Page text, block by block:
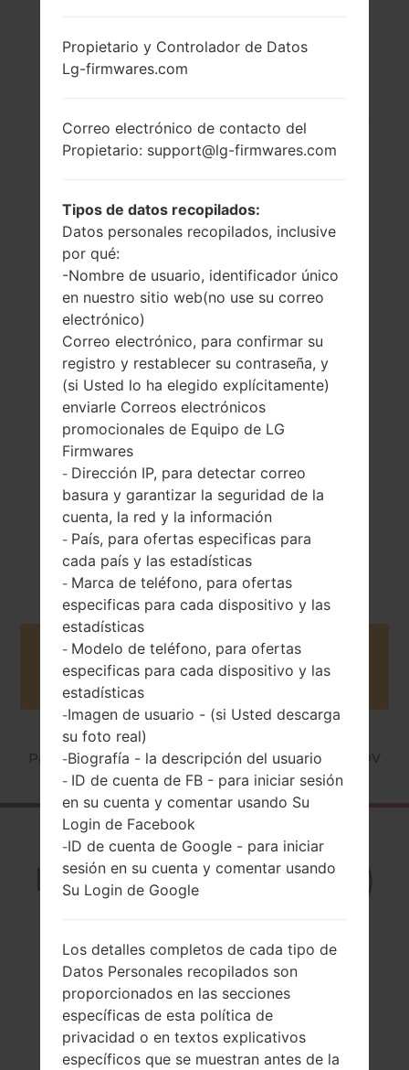
(~69.1% relación
pantalla-cuerpo)
píxeles por
pulgada)
124.4 gramos
(4.37 onzas)
Extraíble Li-Po
1900 mAh
Qualcomm
MSM8916
Android 5.0.x
Lollipop
Buy accessories on Amazon
Página principal → Serie →LG Spirit LTE →LGH440V
El resumen
LGH440V(LGH440V)
akaLG Spirit LTE
Comparar
Propietario y Controlador de Datos
Lg-firmwares.com
Correo electrónico de contacto del
Propietario: support@lg-firmwares.com
Tipos de datos recopilados:
Datos personales recopilados, inclusive
por qué:
-Nombre de usuario, identificador único
en nuestro sitio web(no use su correo
electrónico)
Correo electrónico, para confirmar su
registro y restablecer su contraseña, y
(si Usted lo ha elegido explícitamente)
enviarle Correos electrónicos
promocionales de Equipo de LG
Firmwares
- Dirección IP, para detectar correo
basura y garantizar la seguridad de la
cuenta, la red y la información
- País, para ofertas especificas para
cada país y las estadísticas
- Marca de teléfono, para ofertas
especificas para cada dispositivo y las
estadísticas
- Modelo de teléfono, para ofertas
especificas para cada dispositivo y las
estadísticas
-Imagen de usuario - (si Usted descarga
su foto real)
-Biografía - la descripción del usuario
- ID de cuenta de FB - para iniciar sesión
en su cuenta y comentar usando Su
Login de Facebook
-ID de cuenta de Google - para iniciar
sesión en su cuenta y comentar usando
Su Login de Google
Los detalles completos de cada tipo de
Datos Personales recopilados son
proporcionados en las secciones
específicas de esta política de
privacidad o en textos explicativos
específicos que se muestran antes de la